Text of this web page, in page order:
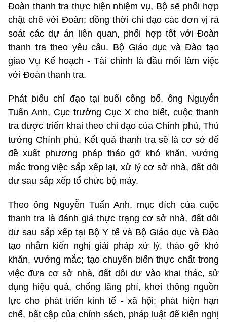
Đoàn thanh tra thực hiện nhiệm vụ, Bộ sẽ phối hợp
chặt chẽ với Đoàn; đồng thời chỉ đạo các đơn vị rà
soát các dự án liên quan, phối hợp tốt với Đoàn
thanh tra theo yêu cầu. Bộ Giáo dục và Đào tạo
giao Vụ Kế hoạch - Tài chính là đầu mối làm việc
với Đoàn thanh tra.
Phát biểu chỉ đạo tại buổi công bố, ông Nguyễn
Tuấn Anh, Cục trưởng Cục X cho biết, cuộc thanh
tra được triển khai theo chỉ đạo của Chính phủ, Thủ
tướng Chính phủ. Kết quả thanh tra sẽ là cơ sở để
đề xuất phương pháp tháo gỡ khó khăn, vướng
mắc trong việc sắp xếp lại, xử lý cơ sở nhà, đất dôi
dư sau sắp xếp tổ chức bộ máy.
Theo ông Nguyễn Tuấn Anh, mục đích của cuộc
thanh tra là đánh giá thực trạng cơ sở nhà, đất dôi
dư sau sắp xếp tại Bộ Y tế và Bộ Giáo dục và Đào
tạo nhằm kiến nghị giải pháp xử lý, tháo gỡ khó
khăn, vướng mắc; tạo chuyển biến thực chất trong
việc đưa cơ sở nhà, đất dôi dư vào khai thác, sử
dụng hiệu quả, chống lãng phí, khơi thông nguồn
lực cho phát triển kinh tế - xã hội; phát hiện hạn
chế, bất cập của chính sách, pháp luật để kiến nghị